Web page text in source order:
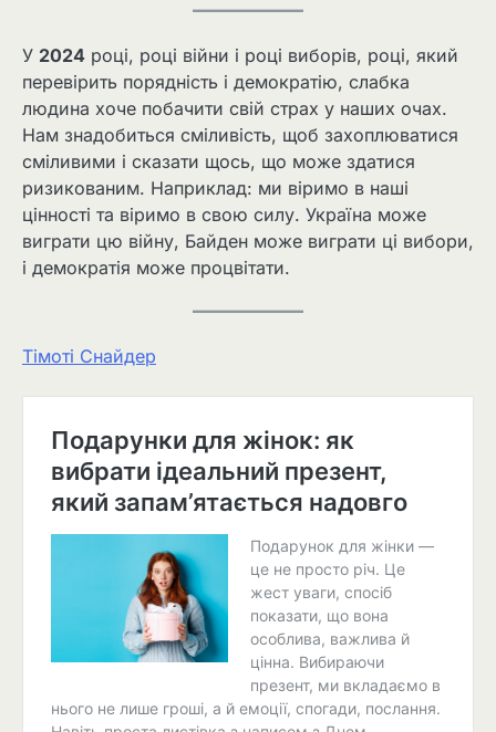
У 2024 році, році війни і році виборів, році, який
перевірить порядність і демократію, слабка
людина хоче побачити свій страх у наших очах.
Нам знадобиться сміливість, щоб захоплюватися
сміливими і сказати щось, що може здатися
ризикованим. Наприклад: ми віримо в наші
цінності та віримо в свою силу. Україна може
виграти цю війну, Байден може виграти ці вибори,
і демократія може процвітати.
Тімоті Снайдер